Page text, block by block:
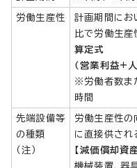
労働生産性
計画期間にお
比で労働生産
算定式
（営業利益+
※労働者数ま
時間
先端設備等
の種類
（注）
労働生産性の
に直接供され
【減価償却資
機械装置、器